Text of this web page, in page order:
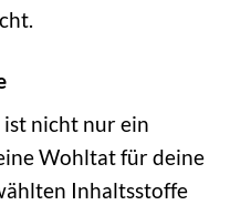
ist nicht nur ein
Wohltat für deine
Inhaltsstoffe